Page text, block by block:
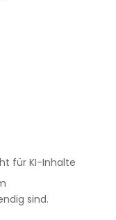
für KI-Inhalte
sind.